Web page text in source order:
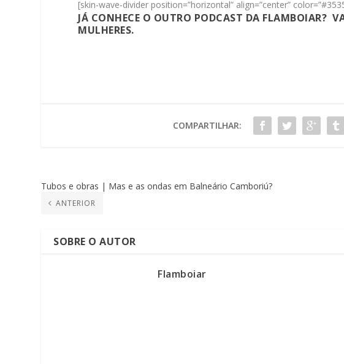
[skin-wave-divider position=”horizontal” align=”center”
JÁ CONHECE O OUTRO PODCAST DA FLAMBOIAR?
MULHERES.
COMPARTILHAR:
Tubos e obras | Mas e as ondas em Balneário Camboriú?
ANTERIOR
SOBRE O AUTOR
Flamboiar